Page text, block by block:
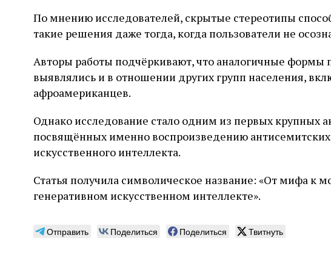
По мнению исследователей, скрытые стереотипы
такие решения даже тогда, когда пользователи не
Авторы работы подчёркивают, что аналогичные формы
выявлялись и в отношении других групп населения,
афроамериканцев.
Однако исследование стало одним из первых крупных
посвящённых именно воспроизведению антисемитских
искусственного интеллекта.
Статья получила символическое название: «От мифа к
генеративном искусственном интеллекте».
Отправить Поделиться Поделиться Твитнуть